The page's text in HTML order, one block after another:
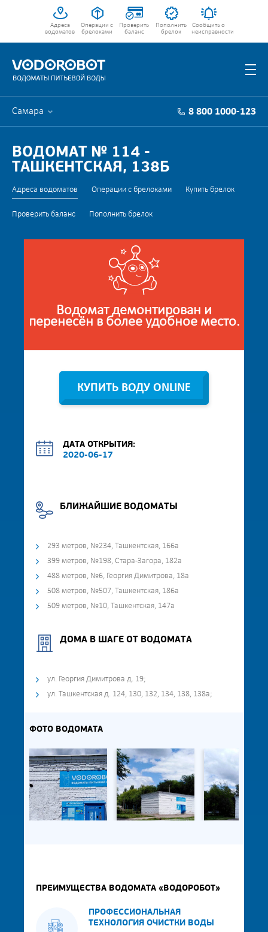
Адреса
водоматов
Операции с
брелоками
Проверить
баланс
Пополнить
брелок
Сообщить о
неисправности
Самара 8 800 1000-123
ВОДОМАТ № 114 -
ТАШКЕНТСКАЯ, 138Б
Адреса водоматов Операции с брелоками Купить брелок
Проверить баланс Пополнить брелок
Водомат демонтирован и
перенесён в более удобное место.
КУПИТЬ ВОДУ ONLINE
ДАТА ОТКРЫТИЯ:
2020-06-17
БЛИЖАЙШИЕ ВОДОМАТЫ
293 метров, №234, Ташкентская, 166а
399 метров, №198, Стара-Загора, 182а
488 метров, №6, Георгия Димитрова, 18а
508 метров, №507, Ташкентская, 186а
509 метров, №10, Ташкентская, 147а
ДОМА В ШАГЕ ОТ ВОДОМАТА
ул. Георгия Димитрова д. 19;
ул. Ташкентская д. 124, 130, 132, 134, 138, 138а;
ФОТО ВОДОМАТА
ПРЕИМУЩЕСТВА ВОДОМАТА «ВОДОРОБОТ»
ПРОФЕССИОНАЛЬНАЯ
ТЕХНОЛОГИЯ ОЧИСТКИ ВОДЫ